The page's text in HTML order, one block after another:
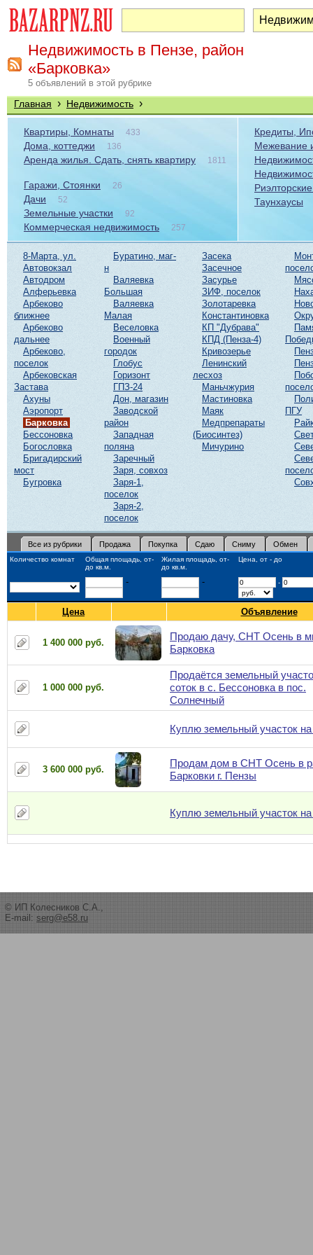
Недвижимость в Пензе, район
«Барковка»
5 объявлений в этой рубрике
Главная › Недвижимость ›
Квартиры, Комнаты 433
Дома, коттеджи 136
Аренда жилья. Сдать, снять квартиру 1811
Гаражи, Стоянки 26
Дачи 52
Земельные участки 92
Коммерческая недвижимость 257
Кредиты,
Межевание
Таунхаусы
8-Марта, ул.
Автовокзал
Автодром
Алферьевка
Арбеково
ближнее
Арбеково
дальнее
Арбеково,
поселок
Арбековская
Застава
Ахуны
Аэропорт
Барковка
Бессоновка
Богословка
Бригадирский
мост
Бугровка
Буратино, маг-
н
Валяевка
Большая
Валяевка
Малая
Веселовка
Военный
городок
Глобус
Горизонт
ГПЗ-24
Дон, магазин
Заводской
район
Западная
поляна
Заречный
Заря, совхоз
Заря-1,
поселок
Заря-2,
поселок
Засека
Засечное
Засурье
ЗИФ, поселок
Золотаревка
Константиновка
КП "Дубрава"
КПД (Пенза-4)
Кривозерье
Ленинский
лесхоз
Маньчжурия
Мастиновка
Маяк
Медпрепараты
(Биосинтез)
Мичурино
ПГУ
Все из рубрики Продажа Покупка Сдаю Сниму Обмен
Количество комнат
Общая площадь, от-
до кв.м.
Жилая площадь, от-
до кв.м.
Цена, от - до
- - -
Цена Объявление
1 400 000 руб.
Продаю дачу, СНТ Осень в
Барковка
1 000 000 руб.
Продаётся земельный
соток в с. Бессоновка в пос.
Солнечный
Куплю земельный участок
3 600 000 руб.
Продам дом в СНТ Осень в
Барковки г. Пензы
Куплю земельный участок
© ИП Колесников С.А.,
E-mail: serg@e58.ru